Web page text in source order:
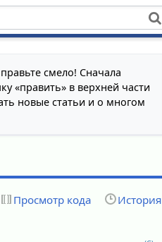
смело! Сначала
«править» в верхней части
новые статьи и о многом
Просмотр кода История